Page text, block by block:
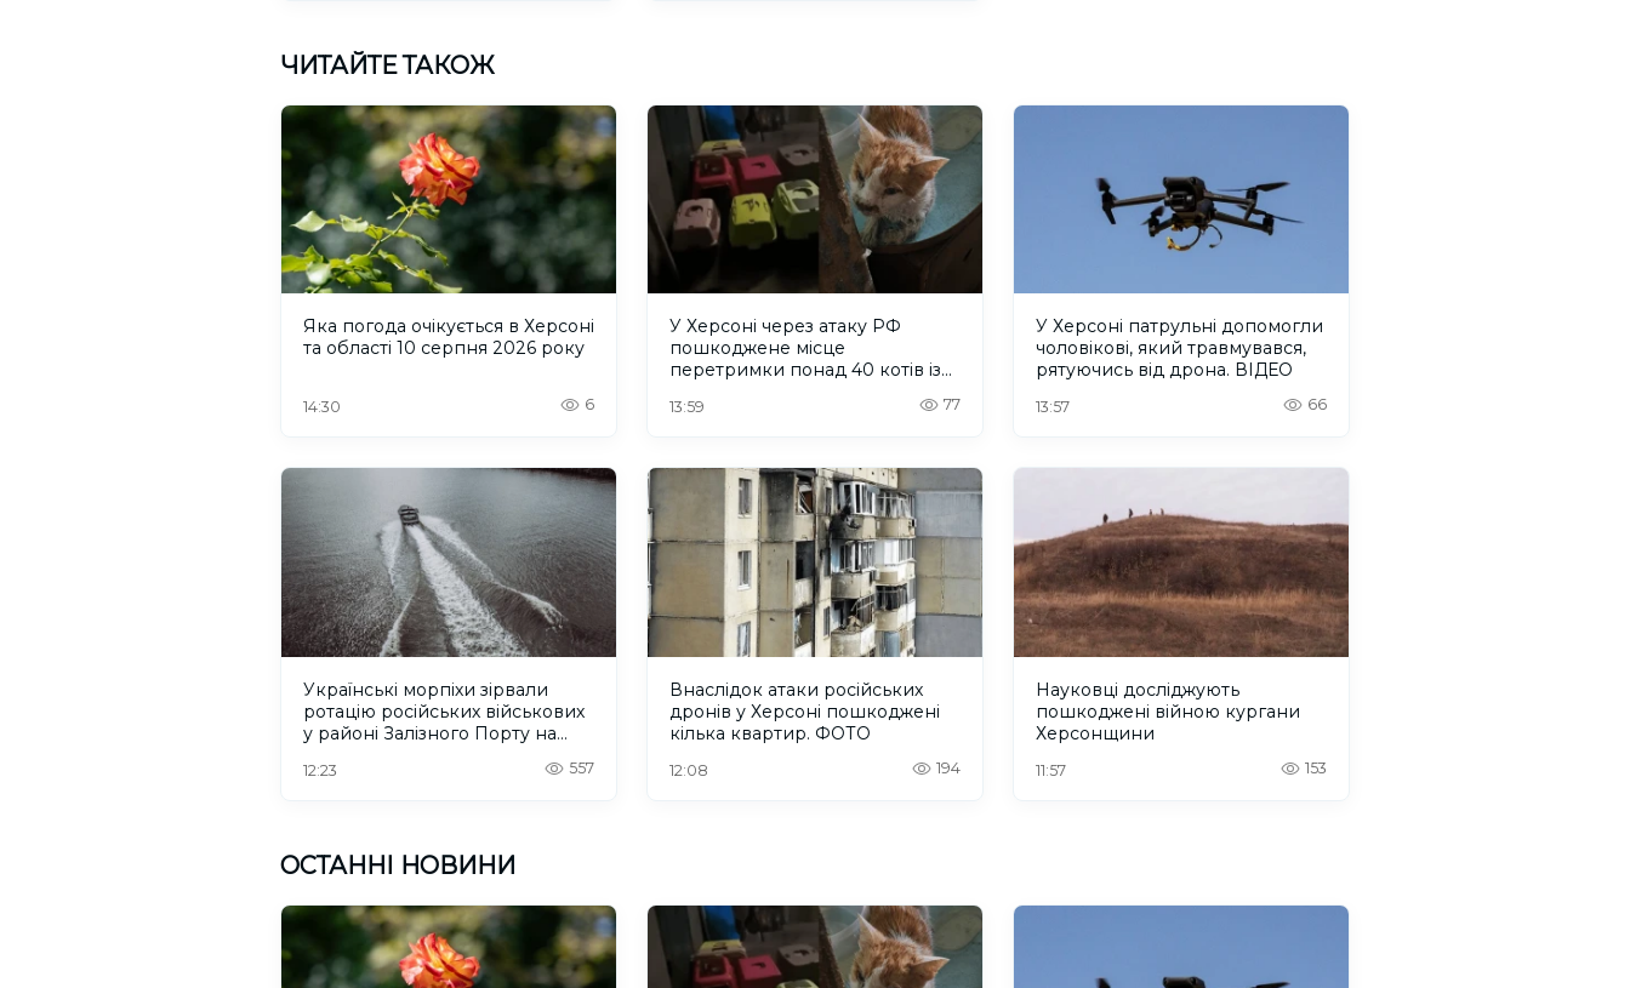
ЧИТАЙТЕ ТАКОЖ
Яка погода очікується в Херсоні
та області 10 серпня 2026 року
14:30 6
У Херсоні через атаку РФ
пошкоджене місце
перетримки понад 40 котів із
13:59 77
У Херсоні патрульні допомогли
чоловікові, який травмувався,
рятуючись від дрона. ВІДЕО
13:57 66
Українські морпіхи зірвали
ротацію російських військових
у районі Залізного Порту на
12:23 557
Внаслідок атаки російських
дронів у Херсоні пошкоджені
кілька квартир. ФОТО
12:08 194
Науковці досліджують
пошкоджені війною кургани
Херсонщини
11:57 153
ОСТАННІ НОВИНИ